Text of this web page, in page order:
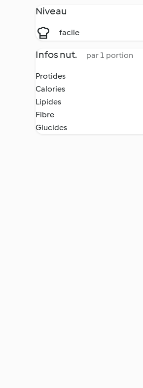
Niveau
facile
Infos nut. par 1 portion
Protides
Calories
Lipides
Fibre
Glucides